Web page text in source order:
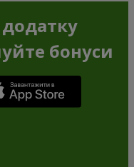
бонуси